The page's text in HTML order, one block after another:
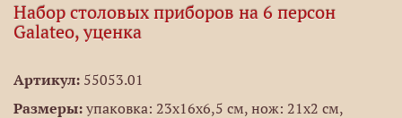
Набор столовых приборов на 6 персон
Galateo, уценка
Артикул: 55053.01
Размеры: упаковка: 23х16х6,5 см, нож: 21х2 см,